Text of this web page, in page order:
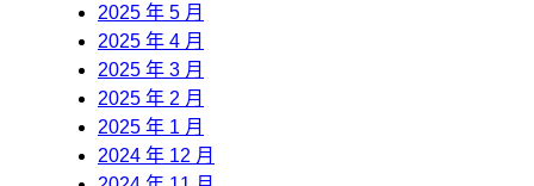
2025 年 5 月
2025 年 4 月
2025 年 3 月
2025 年 2 月
2025 年 1 月
2024 年 12 月